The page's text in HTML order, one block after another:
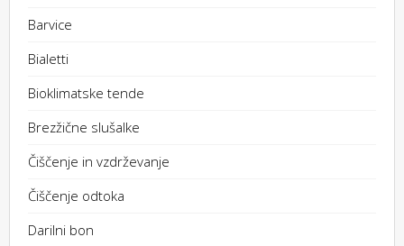
Barvice
Bialetti
Bioklimatske tende
Brezžične slušalke
Čiščenje in vzdrževanje
Čiščenje odtoka
Darilni bon